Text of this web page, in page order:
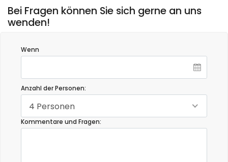
Bei Fragen können Sie sich gerne an uns
wenden!
Wenn
Anzahl der Personen:
4 Personen
Kommentare und Fragen: